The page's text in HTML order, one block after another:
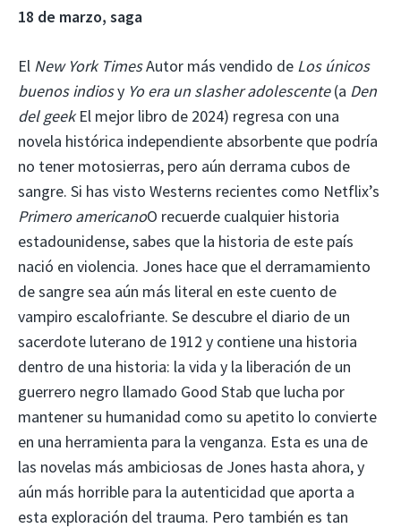
18 de marzo, saga
El New York TimesAutor más vendido de Los únicos
buenos indiosy Yo era un slasher adolescente(a Den
del geekEl mejor libro de 2024) regresa con una
novela histórica independiente absorbente que podría
no tener motosierras, pero aún derrama cubos de
sangre. Si has visto Westerns recientes como Netflix’s
Primero americanoO recuerde cualquier historia
estadounidense, sabes que la historia de este país
nació en violencia. Jones hace que el derramamiento
de sangre sea aún más literal en este cuento de
vampiro escalofriante. Se descubre el diario de un
sacerdote luterano de 1912 y contiene una historia
dentro de una historia: la vida y la liberación de un
guerrero negro llamado Good Stab que lucha por
mantener su humanidad como su apetito lo convierte
en una herramienta para la venganza. Esta es una de
las novelas más ambiciosas de Jones hasta ahora, y
aún más horrible para la autenticidad que aporta a
esta exploración del trauma. Pero también es tan